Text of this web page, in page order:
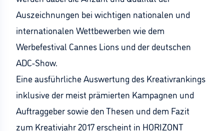
Auszeichnungen bei wichtigen nationalen und
internationalen Wettbewerben wie dem
Werbefestival Cannes Lions und der deutschen
ADC-Show.
Eine ausführliche Auswertung des Kreativrankings
inklusive der meist prämierten Kampagnen und
Auftraggeber sowie den Thesen und dem Fazit
zum Kreativjahr 2017 erscheint in HORIZONT